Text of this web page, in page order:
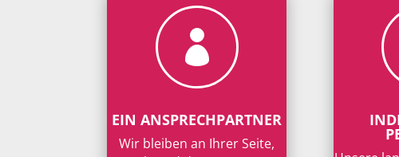

EIN ANSPRECHPARTNER
Wir bleiben an Ihrer Seite,